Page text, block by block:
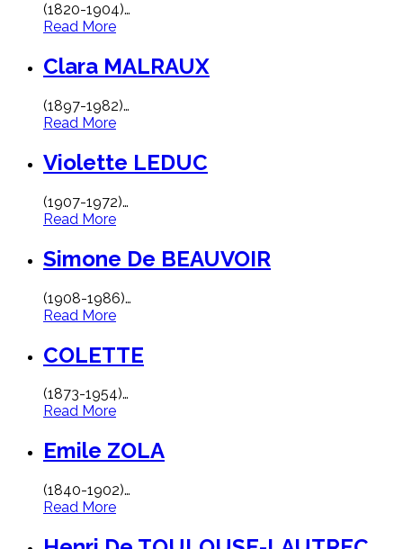
(1820-1904)…
Read More
Clara MALRAUX
(1897-1982)…
Read More
Violette LEDUC
(1907-1972)…
Read More
Simone De BEAUVOIR
(1908-1986)…
Read More
COLETTE
(1873-1954)…
Read More
Emile ZOLA
(1840-1902)…
Read More